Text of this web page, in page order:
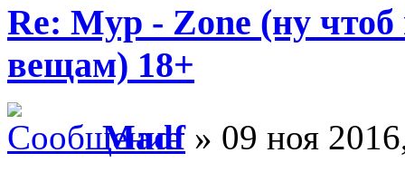
Re: Myp - Zone (ну
вещам) 18+
Madf» 09 ноя